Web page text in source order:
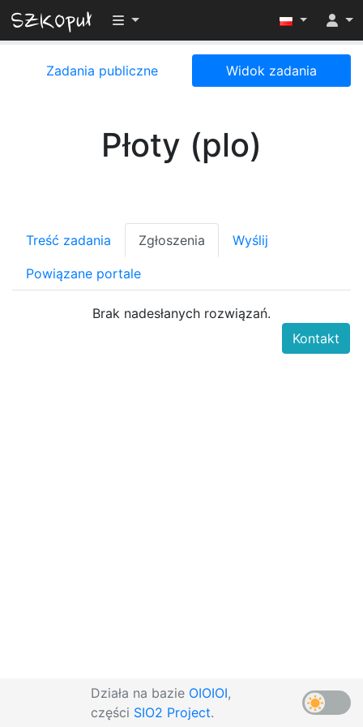
Przełącz widoczność menu
Zadania publiczne Widok zadania
Płoty (plo)
Treść zadania Zgłoszenia Wyślij
Powiązane portale
Brak nadesłanych rozwiązań.
Działa na bazie OIOIOI,
części SIO2 Project.
Kontakt